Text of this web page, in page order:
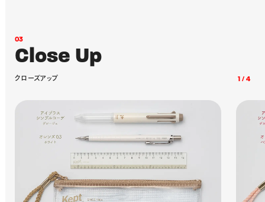
03
Close Up
クロ ーズアップ 1 /4